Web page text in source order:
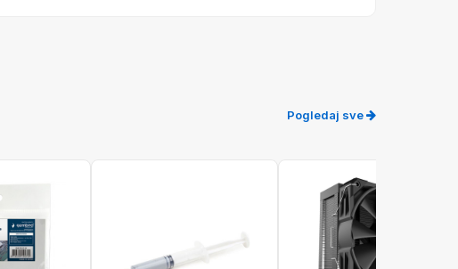
Pogledaj sve